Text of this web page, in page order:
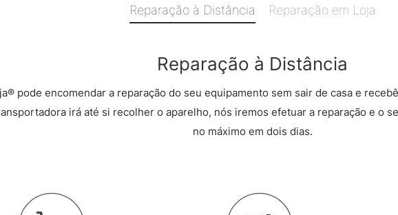
Reparação à Distância Reparação em Loja
Reparação à Distância
pode encomendar a reparação do seu equipamento sem sair de casa e
irá até si recolher o aparelho, nós iremos efetuar a reparação e o
no máximo em dois dias.